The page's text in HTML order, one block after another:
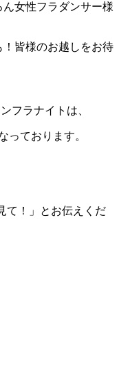
女性フラダンサー様
皆様のお越しをお待
フラナイトは、
っております。
て！」とお伝えくだ